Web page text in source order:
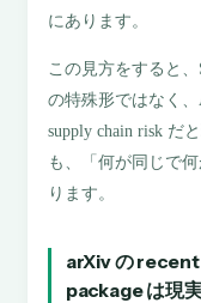
にあります。
この見方をすると、
の特殊形ではなく
supply chain risk だ
も、「何が同じで
ります。
arXiv の
package は現